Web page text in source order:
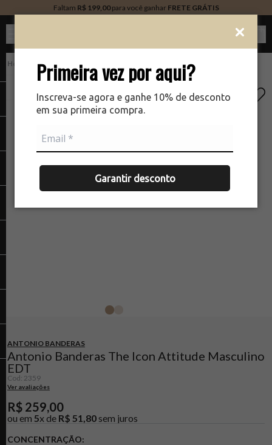
Primeira vez por aqui?
Inscreva-se agora e ganhe 10% de desconto
em sua primeira compra.
Garantir desconto
Faltam R$ 199,00para você ganhar FRETE GRÁTIS
PERFUMARIA
ANTONIO BANDERAS
Antonio Banderas The Icon Attitude Masculino
EDT
Cod: 2359
Ver avaliações
R$ 259,00
ou em 5x de R$ 51,80 sem juros
CONCENTRAÇÃO